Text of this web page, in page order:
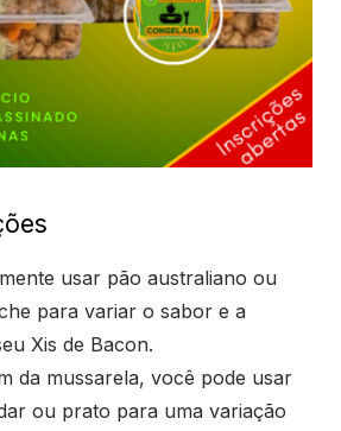
usar pão australiano ou
para variar o sabor e a
Xis de Bacon.
da mussarela, você pode usar
ou prato para uma variação